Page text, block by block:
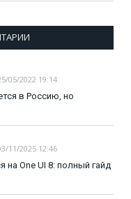
05/2022 19:14
в Россию, но
11/2025 12:46
на One UI 8: полный гайд